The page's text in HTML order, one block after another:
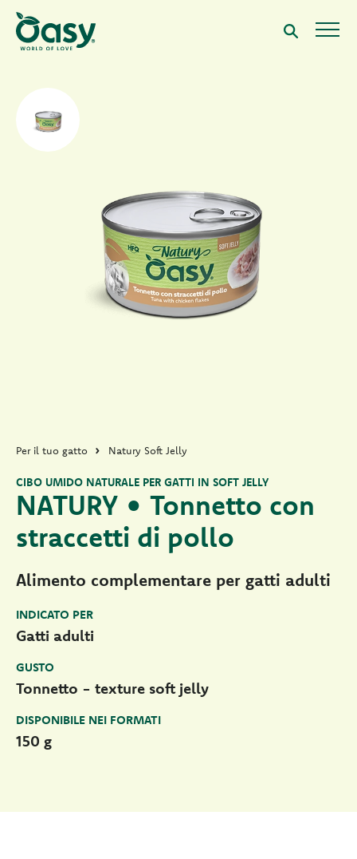
Per il tuo gatto Natury Soft Jelly
NATURY • Tonnetto con
straccetti di pollo
CIBO UMIDO NATURALE PER GATTI IN SOFT JELLY
Alimento complementare per gatti adulti
INDICATO PER
Gatti adulti
GUSTO
Tonnetto - texture soft jelly
DISPONIBILE NEI FORMATI
150 g